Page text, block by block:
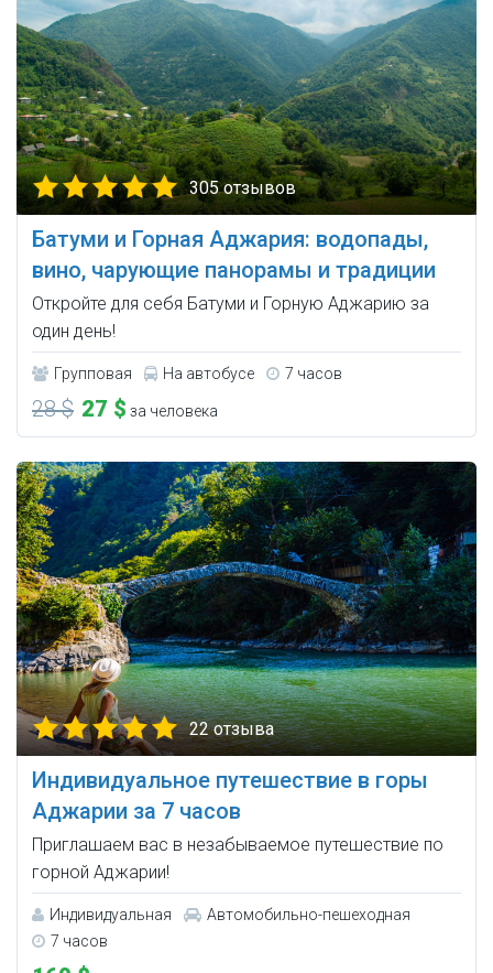
305 отзывов
Батуми и Горная Аджария: водопады,
вино, чарующие панорамы и традиции
Откройте для себя Батуми и Горную Аджарию за
один день!
Групповая На автобусе 7 часов
28 $ 27 $ за человека
22 отзыва
Индивидуальное путешествие в горы
Аджарии за 7 часов
Приглашаем вас в незабываемое путешествие по
горной Аджарии!
Индивидуальная
Автомобильно-пешеходная
7 часов